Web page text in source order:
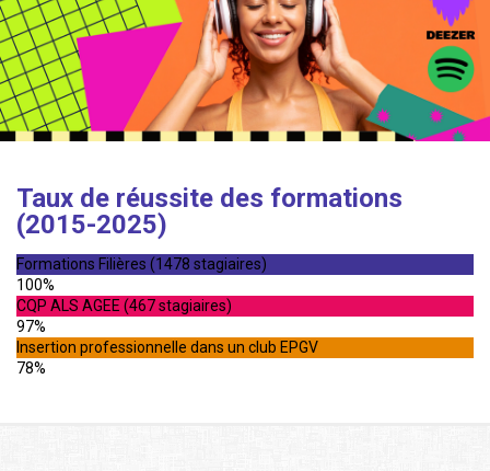
Taux de réussite des formations
(2015-2025)
Formations Filières (1478 stagiaires)
100%
CQP ALS AGEE (467 stagiaires)
97%
Insertion professionnelle dans un club EPGV
78%